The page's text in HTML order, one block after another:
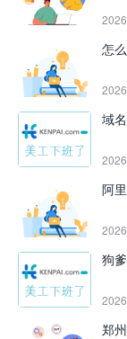
怎
域
阿
狗
郑